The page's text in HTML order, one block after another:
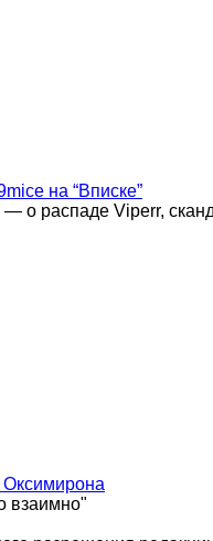
на “Вписке”
— о распаде Viperr,
Оксимирона
взаимно"